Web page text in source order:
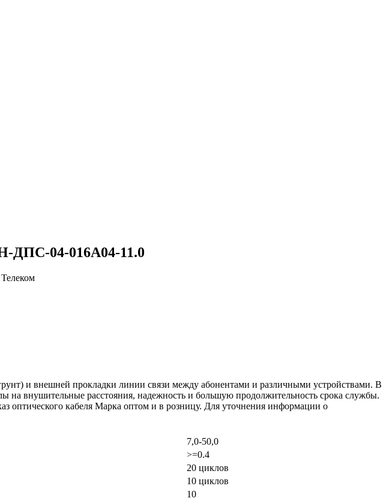
ДПС-04-016А04-11.0
и внешней прокладки линии связи между абонентами и различными устройствами. В
на внушительные расстояния, надежность и большую продолжительность срока службы.
оптического кабеля Марка оптом и в розницу. Для уточнения информации о
7,0-50,0
>=0.4
20 циклов
10 циклов
10